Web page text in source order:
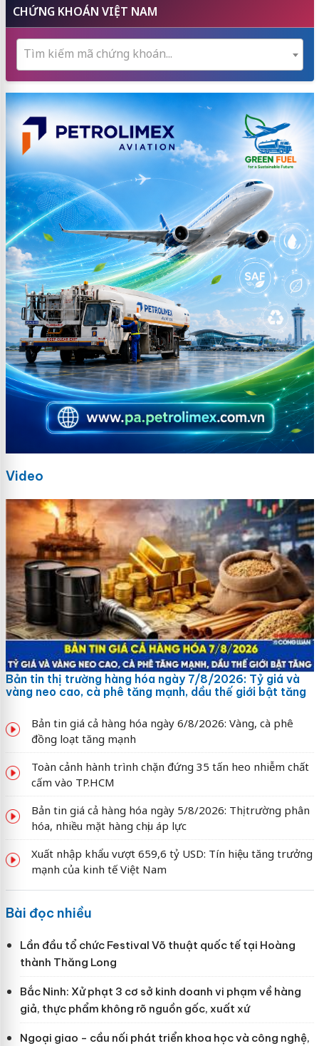
CHỨNG KHOÁN VIỆT NAM
Tìm kiếm mã chứng khoán...
Video
Bản tin thị trường hàng hóa ngày 7/8/2026: Tỷ giá và
vàng neo cao, cà phê tăng mạnh, dầu thế giới bật tăng
Bản tin giá cả hàng hóa ngày 6/8/2026: Vàng, cà phê
đồng loạt tăng mạnh
Toàn cảnh hành trình chặn đứng 35 tấn heo nhiễm chất
cấm vào TP.HCM
Bản tin giá cả hàng hóa ngày 5/8/2026: Thị trường phân
hóa, nhiều mặt hàng chịu áp lực
Xuất nhập khẩu vượt 659,6 tỷ USD: Tín hiệu tăng trưởng
mạnh của kinh tế Việt Nam
Bài đọc nhiều
Lần đầu tổ chức Festival Võ thuật quốc tế tại Hoàng
thành Thăng Long
Bắc Ninh: Xử phạt 3 cơ sở kinh doanh vi phạm về hàng
giả, thực phẩm không rõ nguồn gốc, xuất xứ
Ngoại giao - cầu nối phát triển khoa học và công nghệ,